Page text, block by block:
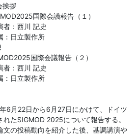
挨拶
国際会議報告（１）
川 記史
製作所
国際会議報告（２）
川 記史
製作所
6月22日から6月27日にかけて、ドイツ
たSIGMOD 2025について報告する。
文の投稿動向を紹介した後、基調講演や